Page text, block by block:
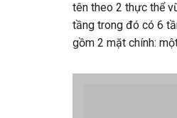
tên theo 2 thực thể
tầng trong đó có 6
gồm 2 mặt chính: